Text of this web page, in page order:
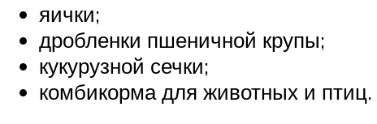
яички;
дробленки пшеничной крупы;
кукурузной сечки;
комбикорма для животных и птиц.